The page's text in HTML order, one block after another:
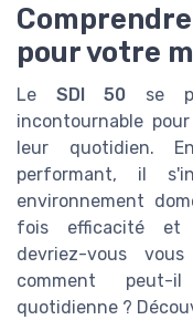
pour votre
Le SDI 50 se
incontournable
leur quotidien.
performant, il
environnement
fois efficacité et
devriez-vous
comment peut-
quotidienne ?